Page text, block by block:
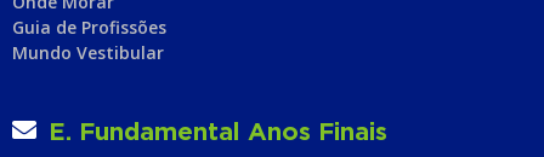
Guia de Profissões
Mundo Vestibular
E. Fundamental Anos Finais